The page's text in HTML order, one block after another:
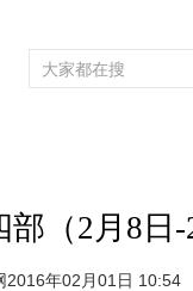
部（2月8日
2016年02月01日 10:54